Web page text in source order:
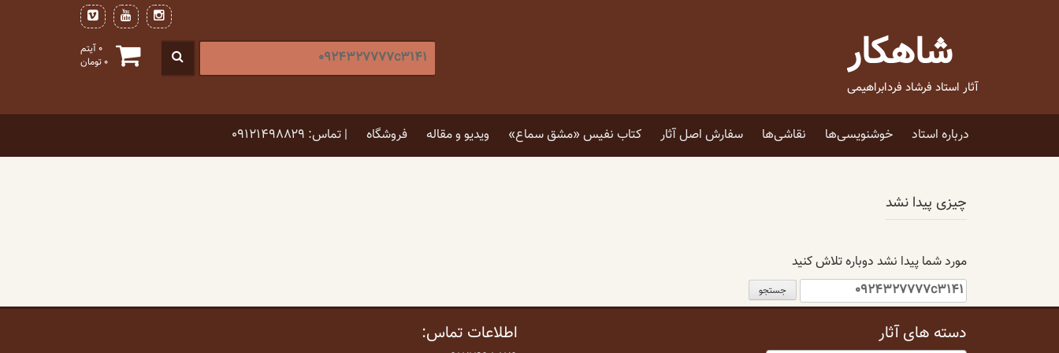
شاهکار
آثار استاد فرشاد فردابراهیمی
0 آیتم
0تومان
جستجو
برای
درباره استاد
خوشنویسی‌ها نقاشی‌ها سفارش اصل آثار کتاب نفیس «مشق سماع» ویدیو و مقاله فروشگاه | تماس: ۰۹۱۲۱۴۹۸۸۲۹
چیزی پیدا نشد
مورد شما پیدا نشد دوباره تلاش کنید
جستجو
برای:
دسته های آثار اطلاعات تماس: